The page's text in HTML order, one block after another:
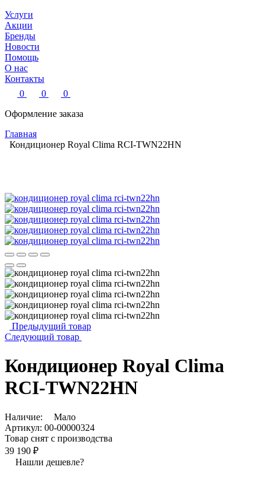
Услуги
Акции
Бренды
Новости
Помощь
О нас
Контакты
0
0
0
Оформление заказа
Главная
Кондиционер Royal Clima RCI-TWN22HN
Предыдущий товар
Следующий товар
Кондиционер Royal Clima
RCI-TWN22HN
Наличие:
Мало
Артикул: 00-00000324
Товар снят с производства
39 190 ₽
Нашли дешевле?